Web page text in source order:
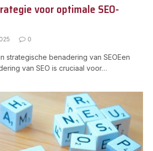
voor optimale SEO-
0
strategische benadering van SEOEen
van SEO is cruciaal voor…